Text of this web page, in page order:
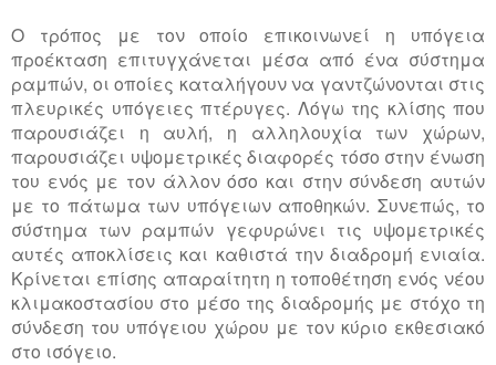
Ο τρόπος με τον οποίο επικοινωνεί η υπόγεια
προέκταση επιτυγχάνεται μέσα από ένα σύστημα
ραμπών, οι οποίες καταλήγουν να γαντζώνονται στις
πλευρικές υπόγειες πτέρυγες. Λόγω της κλίσης που
παρουσιάζει η αυλή, η αλληλουχία των χώρων,
παρουσιάζει υψομετρικές διαφορές τόσο στην ένωση
του ενός με τον άλλον όσο και στην σύνδεση αυτών
με το πάτωμα των υπόγειων αποθηκών. Συνεπώς, το
σύστημα των ραμπών γεφυρώνει τις υψομετρικές
αυτές αποκλίσεις και καθιστά την διαδρομή ενιαία.
Κρίνεται επίσης απαραίτητη η τοποθέτηση ενός νέου
κλιμακοστασίου στο μέσο της διαδρομής με στόχο τη
σύνδεση του υπόγειου χώρου με τον κύριο εκθεσιακό
στο ισόγειο.